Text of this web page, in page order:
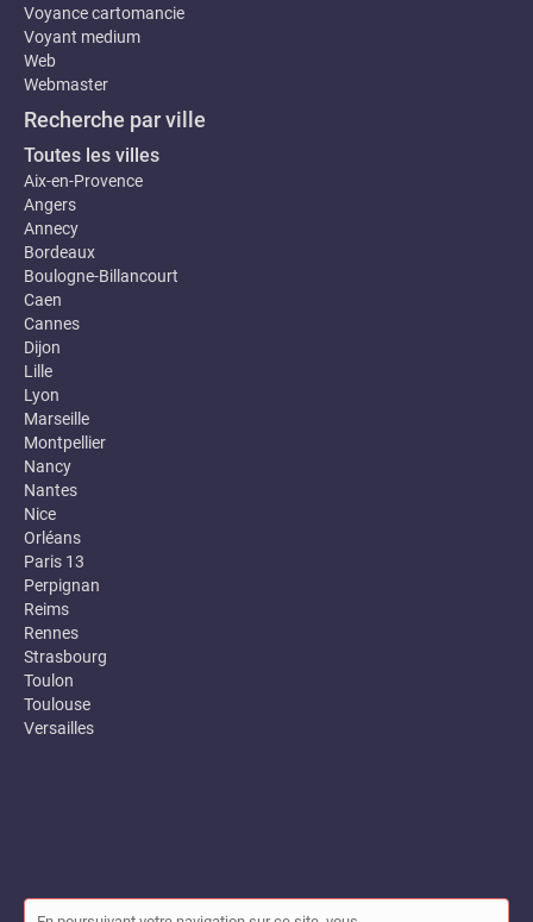
Voyance cartomancie
Voyant medium
Web
Webmaster
Recherche par ville
Toutes les villes
Aix-en-Provence
Angers
Annecy
Bordeaux
Boulogne-Billancourt
Caen
Cannes
Dijon
Lille
Lyon
Marseille
Montpellier
Nancy
Nantes
Nice
Orléans
Paris 13
Perpignan
Reims
Rennes
Strasbourg
Toulon
Toulouse
Versailles